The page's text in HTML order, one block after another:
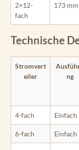
2×12-
fach
173
Technische
Stromvert
eiler
ng
4-fach Einfach
6-fach Einfach